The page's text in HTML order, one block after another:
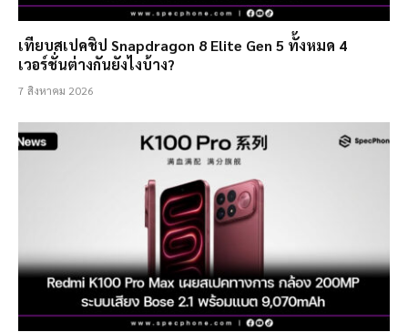
เทียบสเปคชิป Snapdragon 8 Elite Gen 5 ทั้งหมด 4
เวอร์ชั่นต่างกันยังไงบ้าง?
7 สิงหาคม 2026